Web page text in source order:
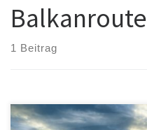
Balkanroute
1 Beitrag